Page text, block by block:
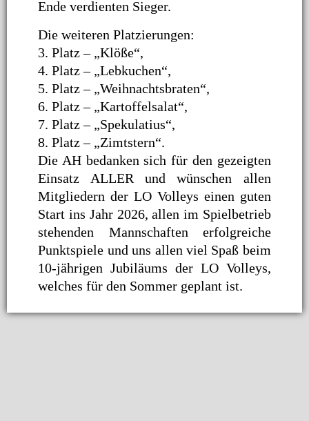
Ende verdienten Sieger.
Die weiteren Platzierungen:
3. Platz – „Klöße“,
4. Platz – „Lebkuchen“,
5. Platz – „Weihnachtsbraten“,
6. Platz – „Kartoffelsalat“,
7. Platz – „Spekulatius“,
8. Platz – „Zimtstern“.
Die AH bedanken sich für den gezeigten
Einsatz ALLER und wünschen allen
Mitgliedern der LO Volleys einen guten
Start ins Jahr 2026, allen im Spielbetrieb
stehenden Mannschaften erfolgreiche
Punktspiele und uns allen viel Spaß beim
10-jährigen Jubiläums der LO Volleys,
welches für den Sommer geplant ist.